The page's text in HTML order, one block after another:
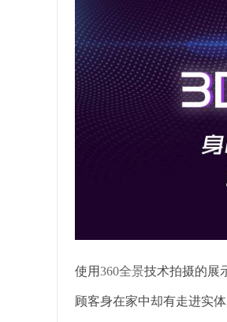
使用360全景技术拍摄的展
顾客身在家中却有走进实